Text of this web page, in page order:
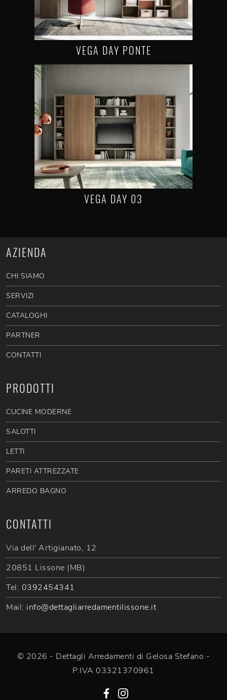
VEGA DAY PONTE
VEGA DAY 03
AZIENDA
CHI SIAMO
SERVIZI
CATALOGHI
PARTNER
CONTATTI
PRODOTTI
CUCINE MODERNE
SALOTTI
LETTI
PARETI ATTREZZATE
ARREDO BAGNO
CONTATTI
Via dell' Artigianato, 12
20851 Lissone (MB)
Tel: 0392454341
Mail: info@dettagliarredamentilissone.it
© 2026 - Dettagli Arredamenti di Gelosa Stefano -
P.IVA 03321370961